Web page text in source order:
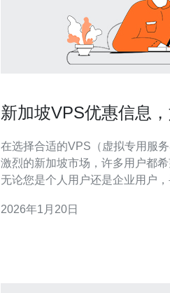
新加坡VPS优惠信息
在选择合适的VPS（虚拟专用服
激烈的新加坡市场，许多用户都希
无论您是个人用户还是企业用户
场上的VPS优惠信息，并帮助您评
2026年1月20日